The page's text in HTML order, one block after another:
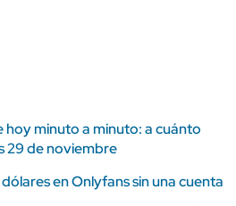
hoy minuto a minuto: a cuánto
29 de noviembre
en Onlyfans sin una cuenta